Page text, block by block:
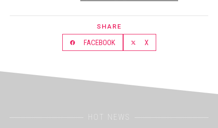
SHARE
FACEBOOK X
HOT NEWS